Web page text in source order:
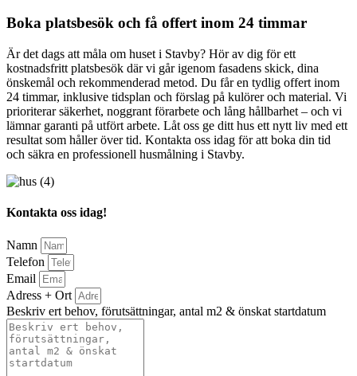
Boka platsbesök och få offert inom 24 timmar
Är det dags att måla om huset i Stavby? Hör av dig för ett
kostnadsfritt platsbesök där vi går igenom fasadens skick, dina
önskemål och rekommenderad metod. Du får en tydlig offert inom
24 timmar, inklusive tidsplan och förslag på kulörer och material. Vi
prioriterar säkerhet, noggrant förarbete och lång hållbarhet – och vi
lämnar garanti på utfört arbete. Låt oss ge ditt hus ett nytt liv med ett
resultat som håller över tid. Kontakta oss idag för att boka din tid
och säkra en professionell husmålning i Stavby.
Kontakta oss idag!
Namn
Telefon
Email
Adress + Ort
Beskriv ert behov, förutsättningar, antal m2 & önskat startdatum